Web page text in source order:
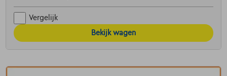
Vergelijk
Bekijk wagen